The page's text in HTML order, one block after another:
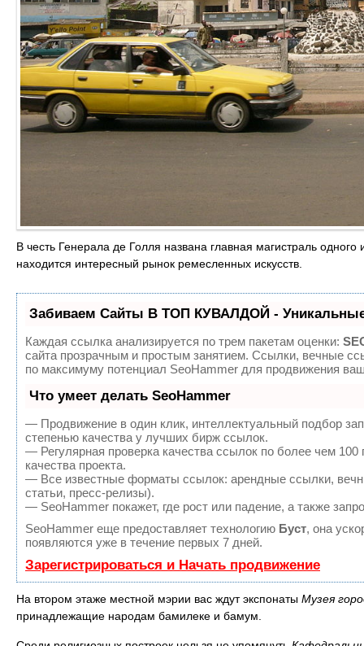
В честь Генерала де Голля названа главная магистраль
находится интересный рынок ремесленных искусств.
Забиваем Сайты В ТОП КУВАЛДОЙ - Уникальные
Каждая ссылка анализируется по трем пакетам оценки:
сайта прозрачным и простым занятием. Ссылки, вечные
по максимуму потенциал SeoHammer для продвижения
Что умеет делать SeoHammer
— Продвижение в один клик, интеллектуальный подбор
степенью качества у лучших бирж ссылок.
— Регулярная проверка качества ссылок по более чем
качества проекта.
— Все известные форматы ссылок: арендные ссылки,
статьи, пресс-релизы).
— SeoHammer покажет, где рост или падение, а также
SeoHammer еще предоставляет технологию Буст, она
появляются уже в течение первых 7 дней.
Зарегистрироваться и Начать продвижение
На втором этаже местной мэрии вас ждут экспонаты Музея
принадлежащие народам бамилеке и бамум.